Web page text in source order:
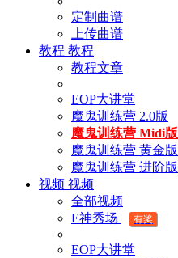
定制曲谱
上传曲谱
教程 教程
教程文章
EOP大讲堂
魔鬼训练营 2.0版
魔鬼训练营 Midi版
魔鬼训练营 黄金版
魔鬼训练营 进阶版
视频 视频
全部视频
E神秀场
有奖
EOP大讲堂